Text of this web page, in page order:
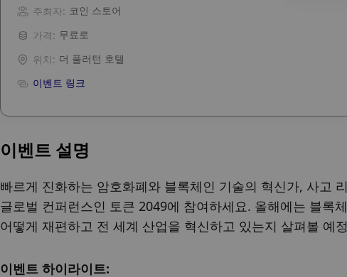
주최자: 코인 스토어
가격: 무료로
위치: 더 풀러턴 호텔
이벤트 링크
이벤트 설명
빠르게 진화하는 암호화폐와 블록체인 기술의 혁신가, 사고
글로벌 컨퍼런스인 토큰 2049에 참여하세요. 올해에는 블록
어떻게 재편하고 전 세계 산업을 혁신하고 있는지 살펴볼 예
이벤트 하이라이트: